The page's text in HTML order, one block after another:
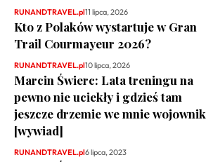
RUNANDTRAVEL.pl11 lipca, 2026
Kto z Polaków wystartuje w Gran
Trail Courmayeur 2026?
RUNANDTRAVEL.pl10 lipca, 2026
Marcin Świerc: Lata treningu na
pewno nie uciekły i gdzieś tam
jeszcze drzemie we mnie wojownik
[wywiad]
RUNANDTRAVEL.pl6 lipca, 2023